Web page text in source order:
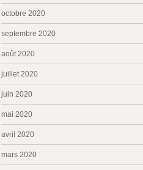
octobre 2020
septembre 2020
août 2020
juillet 2020
juin 2020
mai 2020
avril 2020
mars 2020